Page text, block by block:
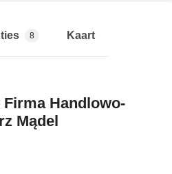
8 Kaart
Handlowo-
Mądel